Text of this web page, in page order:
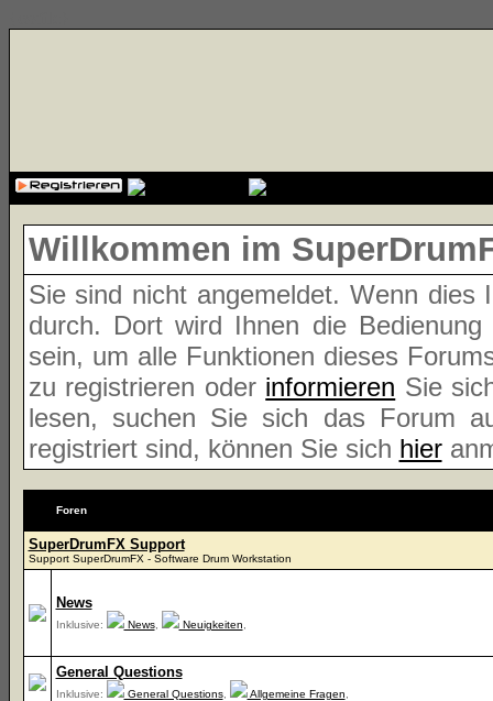
Willkommen im
Sie sind nicht angemeldet. Wenn
durch. Dort wird Ihnen die
sein, um alle Funktionen dieses
zu registrieren oder informieren Sie
lesen, suchen Sie sich das Forum
registriert sind, können Sie sich hier
Foren
SuperDrumFX Support
Support SuperDrumFX - Software Drum Workstation
News
Inklusive: News, Neuigkeiten
General Questions
Inklusive: General Questions, Allgemeine Fragen